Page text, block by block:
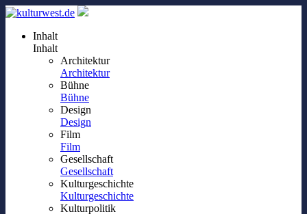
Inhalt
Inhalt
Architektur
Architektur
Bühne
Bühne
Design
Design
Film
Film
Gesellschaft
Gesellschaft
Kulturgeschichte
Kulturgeschichte
Kulturpolitik